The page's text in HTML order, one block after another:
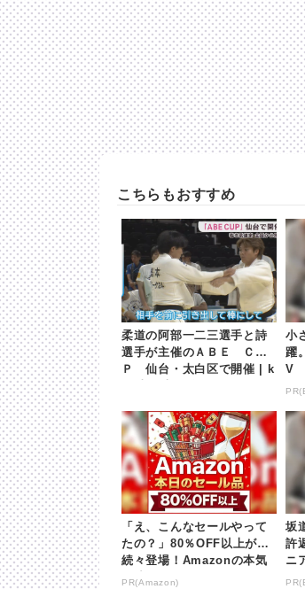
こちらもおすすめ
柔道の阿部一二三選手と詩
選手が主催のＡＢＥ ＣＵ
Ｐ 仙台・太白区で開催 | k
小
躍
V
「え、こんなセールやって
たの？」80％OFF以上が
続々登場！Amazonの本気
が凄すぎる
PR(Amazon)
坂
許
ニ